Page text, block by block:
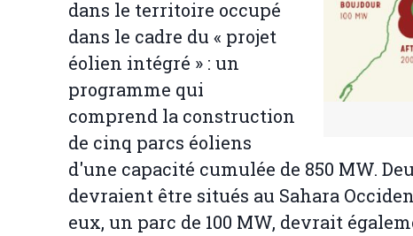
dans le territoire occupé
dans le cadre du « projet
éolien intégré » : un
programme qui
comprend la construction
de cinq parcs éoliens
d'une capacité cumulée de 850 MW.
devraient être situés au Sahara
eux, un parc de 100 MW, devrait